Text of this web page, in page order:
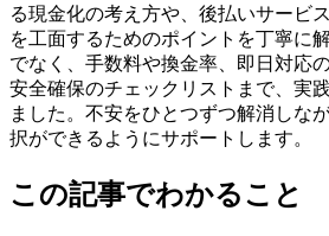
る現金化の考え方や、後払いサービ
を工面するためのポイントを丁寧に
でなく、手数料や換金率、即日対応
安全確保のチェックリストまで、実
ました。不安をひとつずつ解消しな
択ができるようにサポートします。
この記事でわかること